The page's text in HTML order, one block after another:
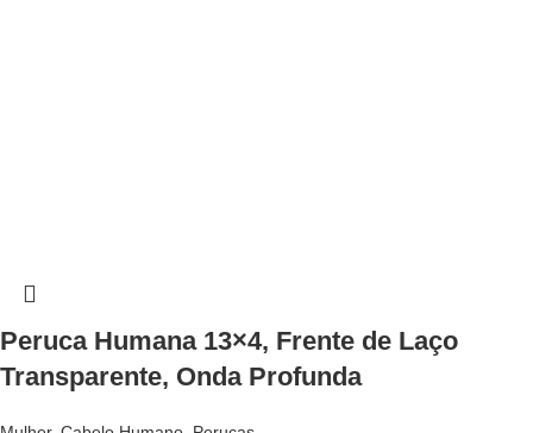
Peruca Humana 13×4, Frente de Laço
Transparente, Onda Profunda